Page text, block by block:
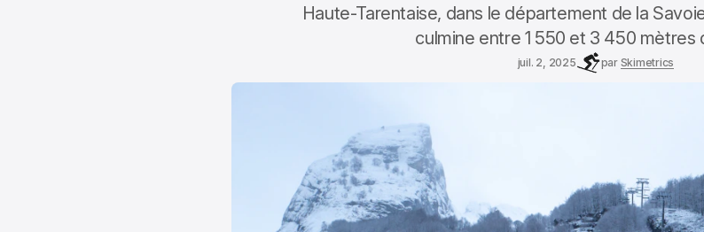
Haute-Tarentaise, dans le département de la
culmine entre 1 550 et 3 450 mètres
juil. 2, 2025 par Skimetrics